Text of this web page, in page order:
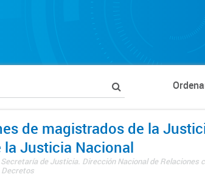
de magistrados de la
la Justicia Nacional
de Justicia. Dirección Nacional de Relaciones